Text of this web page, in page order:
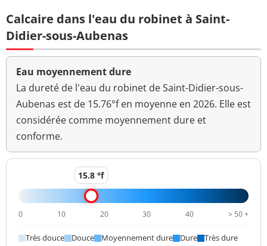
Aucun
anormal
Bactéries coliformes
/100ml-MS
<1 n/(100mL) <=0 n/(100mL)
Bact. aér. revivifiables
à 22°-68h
<1 n/mL
Bact. aér. revivifiables
Ammonium (en NH4) <0,01 mg/L <=0,1 mg/L
Calcaire dans l'eau du robinet à Saint-
Didier-sous-Aubenas
Eau moyennement dure
La dureté de l'eau du robinet de Saint-Didier-sous-
Aubenas est de 15.76°f en moyenne en 2026. Elle est
considérée comme moyennement dure et
conforme.
15.8 °f
0 10 20 30 40 > 50 +
Très douce Douce Moyennement dure Dure Très dure